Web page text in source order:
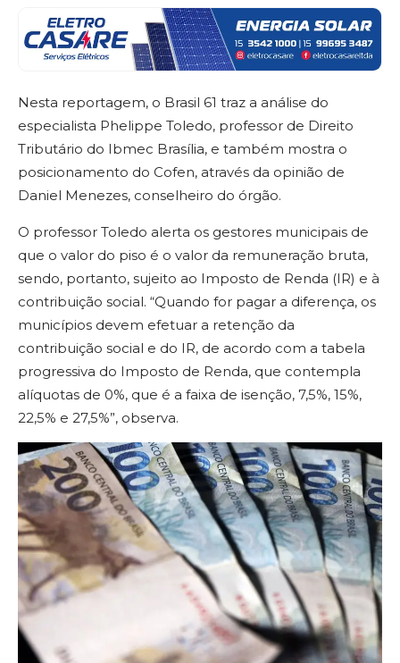
Nesta reportagem, o Brasil 61 traz a análise do
especialista Phelippe Toledo, professor de Direito
Tributário do Ibmec Brasília, e também mostra o
posicionamento do Cofen, através da opinião de
Daniel Menezes, conselheiro do órgão.
O professor Toledo alerta os gestores municipais de
que o valor do piso é o valor da remuneração bruta,
sendo, portanto, sujeito ao Imposto de Renda (IR) e à
contribuição social. “Quando for pagar a diferença, os
municípios devem efetuar a retenção da
contribuição social e do IR, de acordo com a tabela
progressiva do Imposto de Renda, que contempla
alíquotas de 0%, que é a faixa de isenção, 7,5%, 15%,
22,5% e 27,5%”, observa.